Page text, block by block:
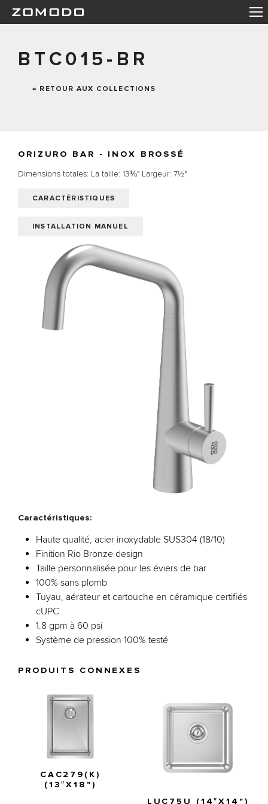
BTC015-BR
← RETOUR AUX COLLECTIONS
Caractéristiques:
Haute qualité, acier inoxydable SUS304 (18/10)
Finition Rio Bronze design
Taille personnalisée pour les éviers de bar
100% sans plomb
Tuyau, aérateur et cartouche en céramique certifiés
cUPC
1.8 gpm à 60 psi
Système de pression 100% testé
ORIZURO BAR - INOX BROSSÉ
Dimensions totales: La taille: 13⅛" Largeur: 7½"
CARACTÉRISTIQUES
INSTALLATION MANUEL
PRODUITS CONNEXES
CAC279(K)
(13″X18")
LUC75U (14″X14")